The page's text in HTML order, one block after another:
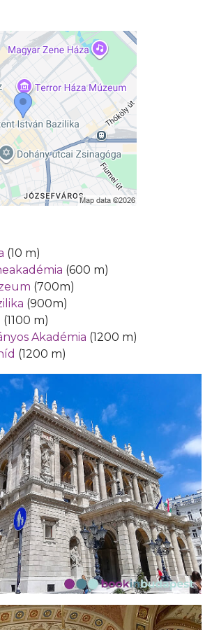
(10 m)
(600 m)
(700m)
(900m)
(1100 m)
Akadémia (1200 m)
(1200 m)